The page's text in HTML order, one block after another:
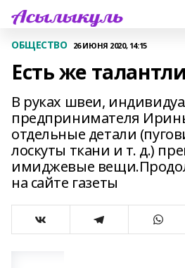
ОБЩЕСТВО 26 ИЮНЯ 2020, 14:15
Есть же
В руках швеи,
предпринимателя
отдельные детали
лоскуты ткани и т. д.)
имиджевые
на сайте газеты